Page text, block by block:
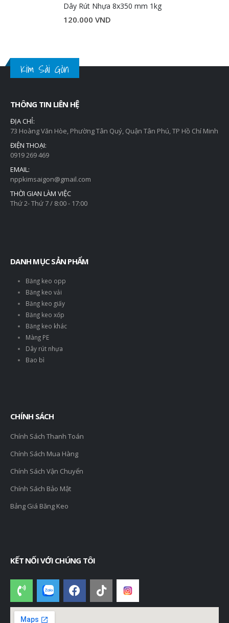
Dây Rút Nhựa 8x350 mm 1kg
120.000 VND
Kim Sài Gòn
THÔNG TIN LIÊN HỆ
ĐỊA CHỈ:
73 Hoàng Văn Hòe, Phường Tân Quý, Quận Tân Phú, TP Hồ Chí Minh
ĐIỆN THOẠI:
0919 269 469
EMAIL:
nppkimsaigon@gmail.com
THỜI GIAN LÀM VIỆC
Thứ 2- Thứ 7 / 8:00 - 17:00
DANH MỤC SẢN PHẨM
Băng keo opp
Băng keo vải
Băng keo giấy
Băng keo xốp
Băng keo khác
Màng PE
Dây rút nhựa
Bao bì
CHÍNH SÁCH
Chính Sách Thanh Toán
Chính Sách Mua Hàng
Chính Sách Vận Chuyển
Chính Sách Bảo Mật
Bảng Giá Băng Keo
KẾT NỐI VỚI CHÚNG TÔI